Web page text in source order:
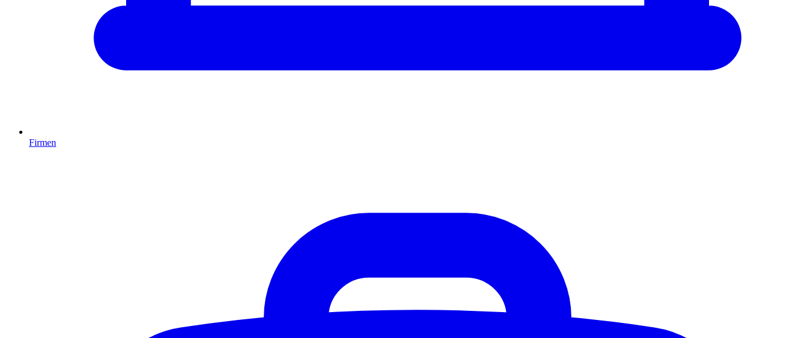
Firmen